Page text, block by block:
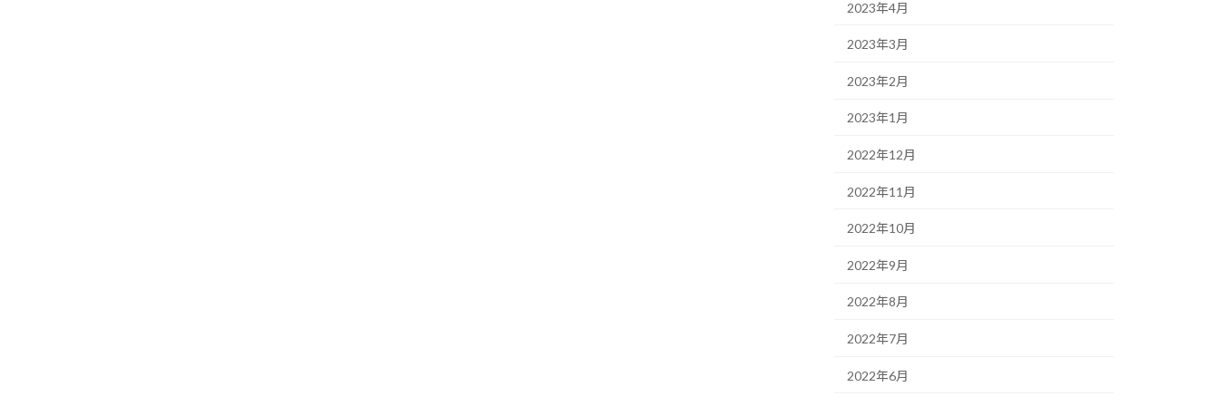
2023年4月
2023年3月
2023年2月
2023年1月
2022年12月
2022年11月
2022年10月
2022年9月
2022年8月
2022年7月
2022年6月